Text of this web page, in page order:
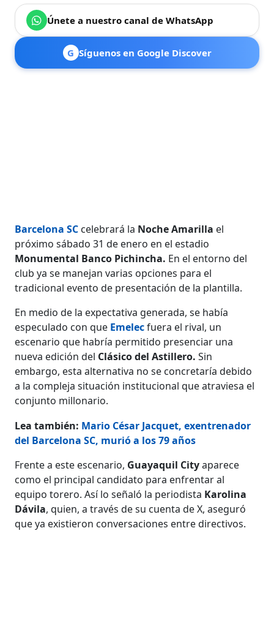
Únete a nuestro canal de WhatsApp
G Síguenos en Google Discover
Barcelona SC celebrará la Noche Amarilla el
próximo sábado 31 de enero en el estadio
Monumental Banco Pichincha. En el entorno del
club ya se manejan varias opciones para el
tradicional evento de presentación de la plantilla.
En medio de la expectativa generada, se había
especulado con que Emelecfuera el rival, un
escenario que habría permitido presenciar una
nueva edición del Clásico del Astillero. Sin
embargo, esta alternativa no se concretaría debido
a la compleja situación institucional que atraviesa el
conjunto millonario.
Lea también: Mario César Jacquet, exentrenador
del Barcelona SC, murió a los 79 años
Frente a este escenario, Guayaquil Cityaparece
como el principal candidato para enfrentar al
equipo torero. Así lo señaló la periodista Karolina
Dávila, quien, a través de su cuenta de X, aseguró
que ya existieron conversaciones entre directivos.